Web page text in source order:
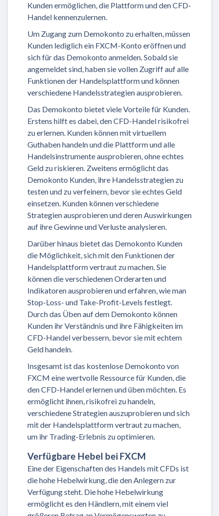
Kunden ermöglichen, die Plattform und den CFD-
Handel kennenzulernen.
Um Zugang zum Demokonto zu erhalten, müssen
Kunden lediglich ein FXCM-Konto eröffnen und
sich für das Demokonto anmelden. Sobald sie
angemeldet sind, haben sie vollen Zugriff auf alle
Funktionen der Handelsplattform und können
verschiedene Handelsstrategien ausprobieren.
Das Demokonto bietet viele Vorteile für Kunden.
Erstens hilft es dabei, den CFD-Handel risikofrei
zu erlernen. Kunden können mit virtuellem
Guthaben handeln und die Plattform und alle
Handelsinstrumente ausprobieren, ohne echtes
Geld zu riskieren. Zweitens ermöglicht das
Demokonto Kunden, ihre Handelsstrategien zu
testen und zu verfeinern, bevor sie echtes Geld
einsetzen. Kunden können verschiedene
Strategien ausprobieren und deren Auswirkungen
auf ihre Gewinne und Verluste analysieren.
Darüber hinaus bietet das Demokonto Kunden
die Möglichkeit, sich mit den Funktionen der
Handelsplattform vertraut zu machen. Sie
können die verschiedenen Orderarten und
Indikatoren ausprobieren und erfahren, wie man
Stop-Loss- und Take-Profit-Levels festlegt.
Durch das Üben auf dem Demokonto können
Kunden ihr Verständnis und ihre Fähigkeiten im
CFD-Handel verbessern, bevor sie mit echtem
Geld handeln.
Insgesamt ist das kostenlose Demokonto von
FXCM eine wertvolle Ressource für Kunden, die
den CFD-Handel erlernen und üben möchten. Es
ermöglicht ihnen, risikofrei zu handeln,
verschiedene Strategien auszuprobieren und sich
mit der Handelsplattform vertraut zu machen,
um ihr Trading-Erlebnis zu optimieren.
Verfügbare Hebel bei FXCM
Eine der Eigenschaften des Handels mit CFDs ist
die hohe Hebelwirkung, die den Anlegern zur
Verfügung steht. Die hohe Hebelwirkung
ermöglicht es den Händlern, mit einem viel